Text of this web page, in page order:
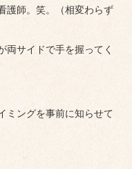
護師。笑。（相変わらず
両サイドで手を握ってく
ミングを事前に知らせて